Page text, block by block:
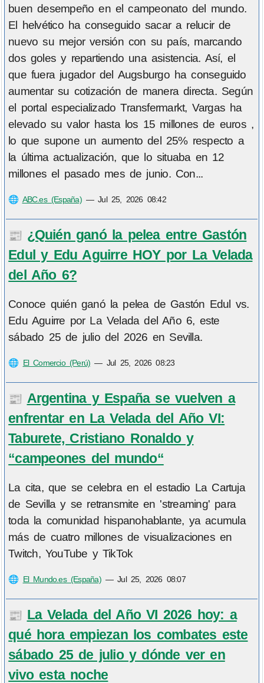
buen desempeño en el campeonato del mundo.
El helvético ha conseguido sacar a relucir de
nuevo su mejor versión con su país, marcando
dos goles y repartiendo una asistencia. Así, el
que fuera jugador del Augsburgo ha conseguido
aumentar su cotización de manera directa. Según
el portal especializado Transfermarkt, Vargas ha
elevado su valor hasta los 15 millones de euros ,
lo que supone un aumento del 25% respecto a
la última actualización, que lo situaba en 12
millones el pasado mes de junio. Con...
🌐 ABC.es (España)—Jul 25, 2026 08:42
📰 ¿Quién ganó la pelea entre Gastón
Edul y Edu Aguirre HOY por La Velada
del Año 6?
Conoce quién ganó la pelea de Gastón Edul vs.
Edu Aguirre por La Velada del Año 6, este
sábado 25 de julio del 2026 en Sevilla.
🌐 El Comercio (Perú) — Jul 25, 2026 08:23
📰 Argentina y España se vuelven a
enfrentar en La Velada del Año VI:
Taburete, Cristiano Ronaldo y
“campeones del mundo“
La cita, que se celebra en el estadio La Cartuja
de Sevilla y se retransmite en 'streaming' para
toda la comunidad hispanohablante, ya acumula
más de cuatro millones de visualizaciones en
Twitch, YouTube y TikTok
🌐 El Mundo.es (España)—Jul 25, 2026 08:07
📰 La Velada del Año VI 2026 hoy: a
qué hora empiezan los combates este
sábado 25 de julio y dónde ver en
vivo esta noche